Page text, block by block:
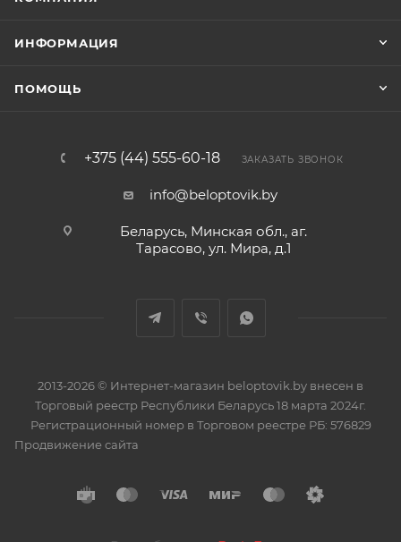
ИНФОРМАЦИЯ
ПОМОЩЬ
+375 (44) 555-60-18 ЗАКАЗАТЬ ЗВОНОК
info@beloptovik.by
Беларусь, Минская обл., аг.
Тарасово, ул. Мира, д.1
2013-2026 © Интернет-магазин beloptovik.by внесен в
Торговый реестр Республики Беларусь 18 марта 2024г.
Регистрационный номер в Торговом реестре РБ: 576829
Продвижение сайта